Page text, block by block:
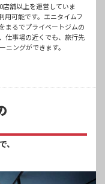
舗以上を運営していま
用可能です。エニタイムフ
まるでプライベートジムの
仕事場の近くでも、旅行先
ングができます。